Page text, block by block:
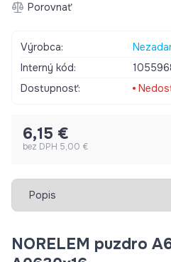
Porovnať
Výrobca:
Interný kód:
Dostupnosť:
6,15 €
bez DPH 5,00 €
Vybrať záložku
NORELEM puzdro